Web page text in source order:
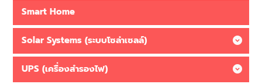
Smart Home
Solar Systems (ระบบโซล่าเซลล์)
UPS (เครื่องสำรองไฟ)